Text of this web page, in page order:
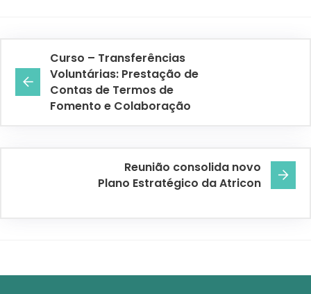
Curso – Transferências
Voluntárias: Prestação de
Contas de Termos de
Fomento e Colaboração
Reunião consolida novo
Plano Estratégico da Atricon